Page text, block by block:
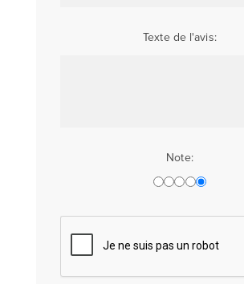
Texte de l'avis:
Note: